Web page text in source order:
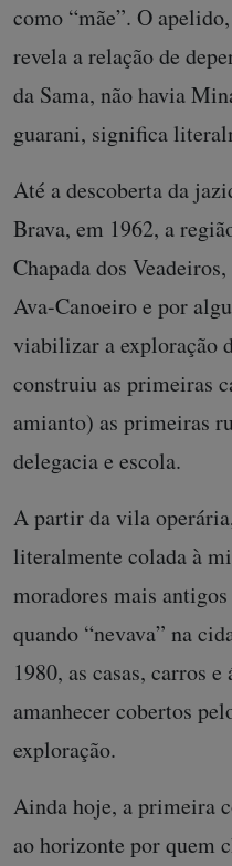
como “mãe”. O
revela a relação de
da Sama, não havia
guarani, significa
Até a descoberta da
Brava, em 1962, a
Chapada dos
Ava-Canoeiro e por
viabilizar a exploração
construiu as primeiras
amianto) as primeiras
delegacia e escola.
A partir da vila
literalmente colada à
moradores mais
quando “nevava” na
1980, as casas, carros
amanhecer cobertos
exploração.
Ainda hoje, a primeira
ao horizonte por quem